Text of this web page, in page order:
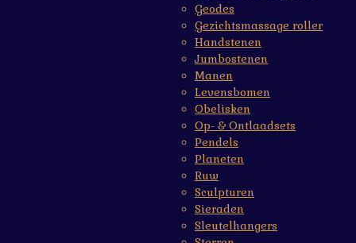
Geodes
Gezichtsmassage roller
Handstenen
Jumbostenen
Manen
Levensbomen
Obelisken
Op- & Ontlaadsets
Pendels
Planeten
Ruw
Sculpturen
Sieraden
Sleutelhangers